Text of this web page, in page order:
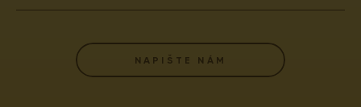
SLOVNÍK POJMŮ
PRAHA 4 - PRONATAL SANATORIUM
PRAHA 6 - PRONATAL PLUS
KOLÍN - PRONATAL KOLÍN
NAPIŠTE NÁM